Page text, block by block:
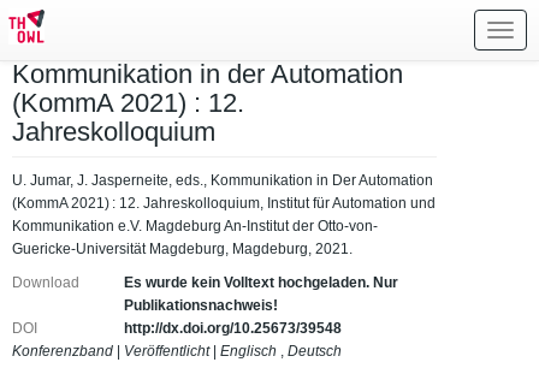
Kommunikation in der Automation
(KommA 2021) : 12.
Jahreskolloquium
U. Jumar, J. Jasperneite, eds., Kommunikation in Der Automation
(KommA 2021) : 12. Jahreskolloquium, Institut für Automation und
Kommunikation e.V. Magdeburg An-Institut der Otto-von-
Guericke-Universität Magdeburg, Magdeburg, 2021.
Download
Es wurde kein Volltext hochgeladen. Nur
Publikationsnachweis!
DOI
http://dx.doi.org/10.25673/39548
Konferenzband
Veröffentlicht| Englisch , Deutsch